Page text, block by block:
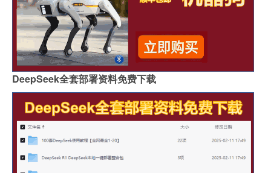
DeepSeek全套部署资料免费下载